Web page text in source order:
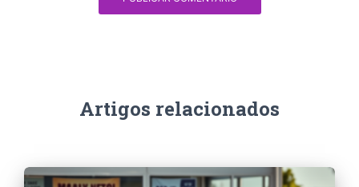
Artigos relacionados